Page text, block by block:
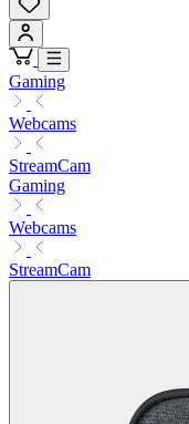
Gaming
Webcams
StreamCam
Gaming
Webcams
StreamCam